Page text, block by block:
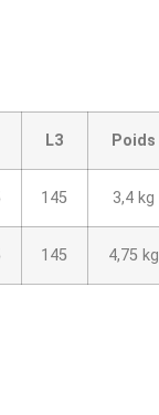
L3 Poids
145 3,4 kg
145 4,75 kg